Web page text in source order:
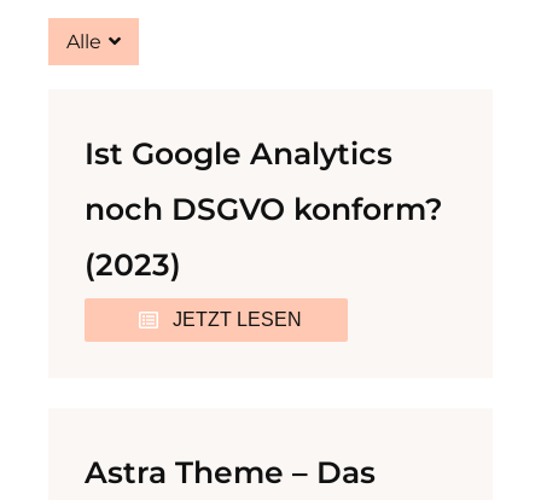
Alle
Ist Google Analytics
noch DSGVO konform?
(2023)
JETZT LESEN
Astra Theme – Das